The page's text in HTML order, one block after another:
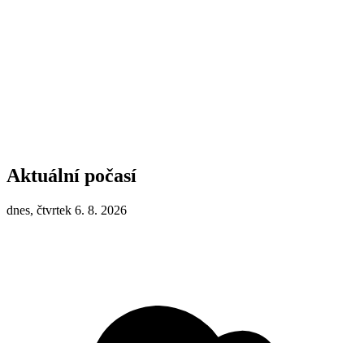
Aktuální počasí
dnes, čtvrtek 6. 8. 2026